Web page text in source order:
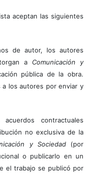
aceptan las siguientes
de autor, los autores
a Comunicación y
pública de la obra.
a los autores por enviar y
contractuales
no exclusiva de la
y Sociedad(por
o publicarlo en un
el trabajo se publicó por